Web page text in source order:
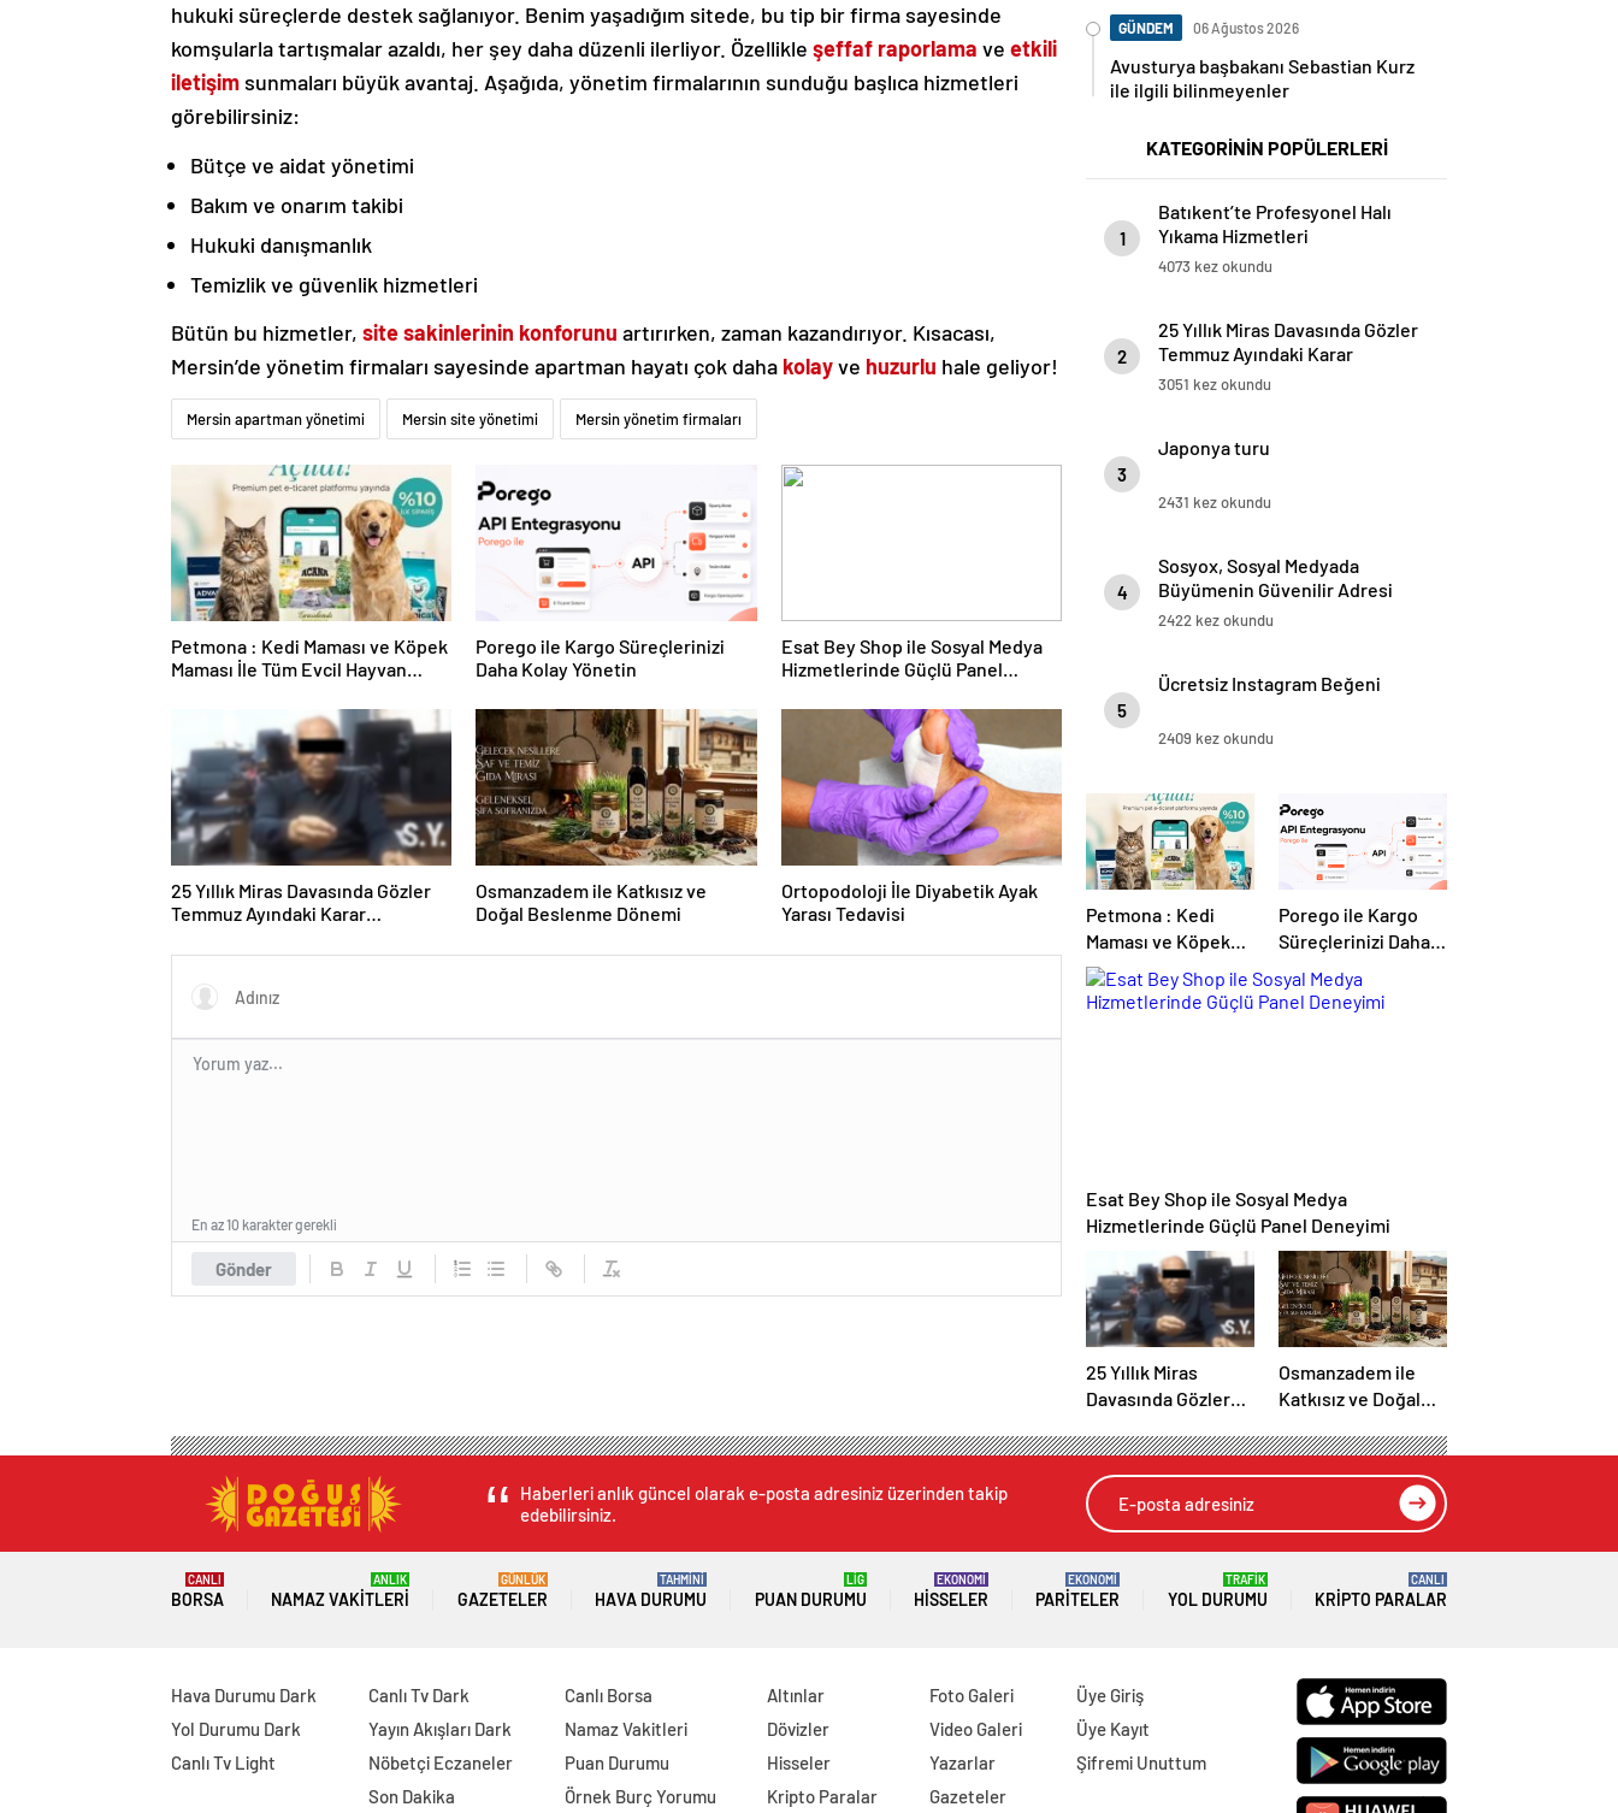
hukuki süreçlerde destek sağlanıyor. Benim yaşadığım sitede, bu tip bir firma sayesinde
komşularla tartışmalar azaldı, her şey daha düzenli ilerliyor. Özellikle şeffaf raporlama ve etkili
iletişim sunmaları büyük avantaj. Aşağıda, yönetim firmalarının sunduğu başlıca hizmetleri
görebilirsiniz:
Bütçe ve aidat yönetimi
Bakım ve onarım takibi
Hukuki danışmanlık
Temizlik ve güvenlik hizmetleri
Bütün bu hizmetler, site sakinlerinin konforunu artırırken, zaman kazandırıyor. Kısacası,
Mersin’de yönetim firmaları sayesinde apartman hayatı çok daha kolayve huzurlu hale geliyor!
Mersin apartman yönetimi Mersin site yönetimi Mersin yönetim firmaları
Petmona : Kedi Maması ve Köpek
Maması İle Tüm Evcil Hayvan
Porego ile Kargo Süreçlerinizi
Daha Kolay Yönetin
Esat Bey Shop ile Sosyal Medya
Hizmetlerinde Güçlü Panel
25 Yıllık Miras Davasında Gözler
Temmuz Ayındaki Karar
Osmanzadem ile Katkısız ve
Doğal Beslenme Dönemi
Ortopodoloji İle Diyabetik Ayak
Yarası Tedavisi
Gönder
En az 10 karakter gerekli
GÜNDEM 06 Ağustos 2026
Avusturya başbakanı Sebastian Kurz
ile ilgili bilinmeyenler
KATEGORİNİN POPÜLERLERİ
1
Batıkent’te Profesyonel Halı
Yıkama Hizmetleri
4073 kez okundu
2
25 Yıllık Miras Davasında Gözler
Temmuz Ayındaki Karar
Duruşmasına Çevrildi
3051 kez okundu
3
Japonya turu
2431 kez okundu
4
Sosyox, Sosyal Medyada
Büyümenin Güvenilir Adresi
Olarak Öne Çıkıyor
2422 kez okundu
5
Ücretsiz Instagram Beğeni
2409 kez okundu
Petmona : Kedi
Maması ve Köpek
Maması İle Tüm
Evcil Hayvan
Porego ile Kargo
Süreçlerinizi Daha
Kolay Yönetin
Esat Bey Shop ile Sosyal Medya
Hizmetlerinde Güçlü Panel Deneyimi
25 Yıllık Miras
Davasında Gözler
Karar Duruşmasına
Çevrildi
Osmanzadem ile
Katkısız ve Doğal
Haberleri anlık güncel olarak e-posta adresiniz üzerinden takip
edebilirsiniz.
BORSA
CANLI
NAMAZ VAKITLERI
ANLIK
GAZETELER
GÜNLÜK
HAVA DURUMU
TAHMİNİ
PUAN DURUMU
LİG
HISSELER
EKONOMİ
PARITELER
EKONOMİ
YOL DURUMU
TRAFİK
KRIPTO PARALAR
CANLI
Hava Durumu Dark
Yol Durumu Dark
Canlı Tv Light
Canlı Tv Dark
Yayın Akışları Dark
Nöbetçi Eczaneler
Son Dakika
Canlı Borsa
Namaz Vakitleri
Puan Durumu
Örnek Burç Yorumu
Altınlar
Dövizler
Hisseler
Kripto Paralar
Foto Galeri
Video Galeri
Yazarlar
Gazeteler
Üye Giriş
Üye Kayıt
Şifremi Unuttum